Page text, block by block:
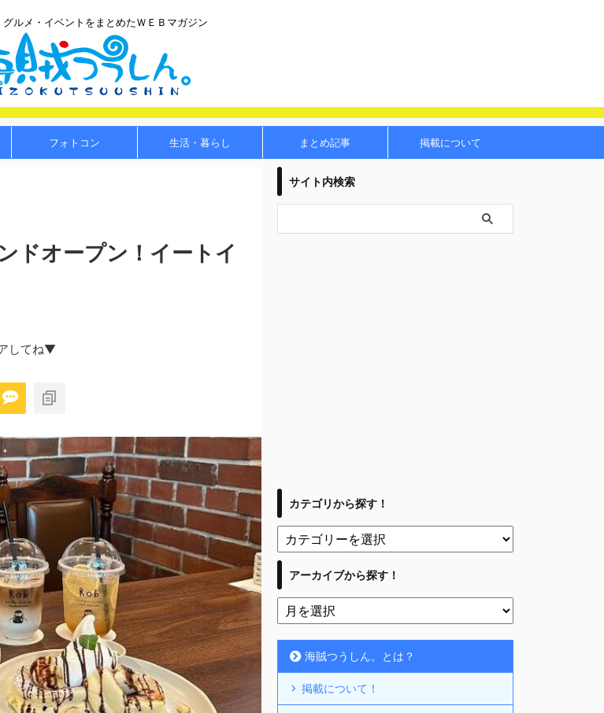
ルメ・イベントをまとめたＷＥＢマガジン
フォトコン 生活・暮らし まとめ記事 掲載について
ドオープン！イートイ
してね▼
サイト内検索
カテゴリから探す！
アーカイブから探す！
海賊つうしん。とは？
掲載について！